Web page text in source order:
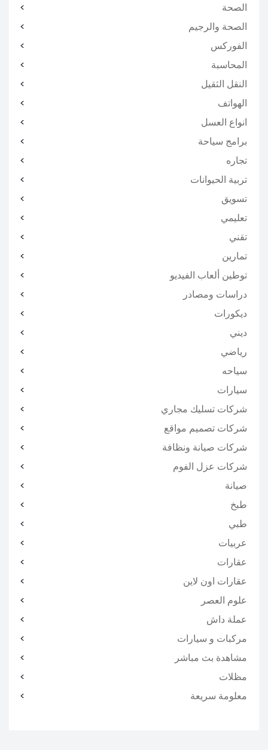
الصحة
الصحة والرجيم
الفوركس
المحاسبة
النقل الثقيل
الهواتف
انواع العسل
برامج سياحة
تجاره
تربية الحيوانات
تسويق
تعليمي
تقني
تمارين
توطين ألعاب الفيديو
دراسات ومصادر
ديكورات
ديني
رياضي
سياحه
سيارات
شركات تسليك مجاري
شركات تصميم مواقع
شركات صيانة ونظافة
شركات عزل الفوم
صيانة
طبخ
طبي
عربيات
عقارات
عقارات اون لاين
علوم العصر
عملة داش
مركبات و سيارات
مشاهدة بث مباشر
مظلات
معلومة سريعة